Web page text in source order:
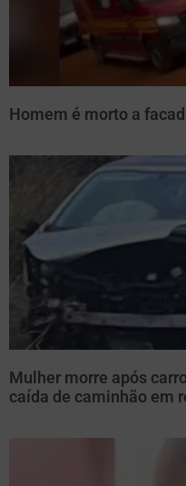
Homem é morto a
Mulher morre após
caída de caminhão em